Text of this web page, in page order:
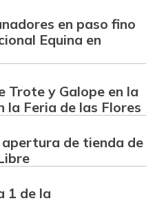
-
$ 2.866,50
+4,24%
$ 3.283,00
-2,49%
en paso fino
Equina en
Trote y Galope en la
la Feria de las Flores
apertura de tienda de
1 de la